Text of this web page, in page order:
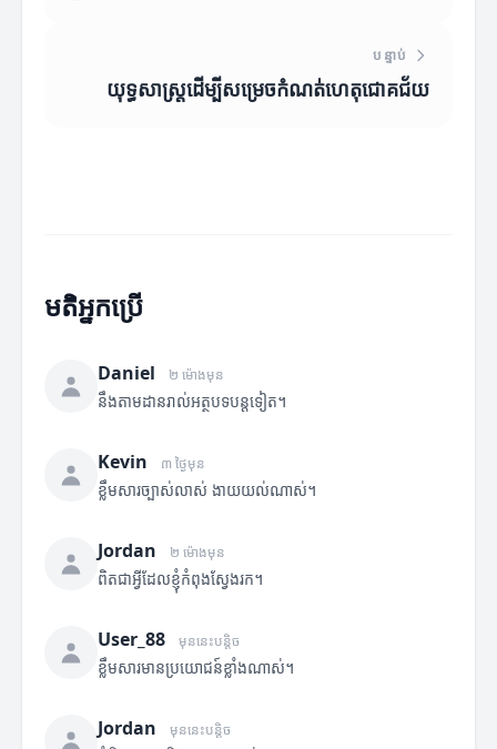
បន្ទាប់
យុទ្ធសាស្ត្រដើម្បីសម្រេចកំណត់ហេតុជោគជ័យ
មតិអ្នកប្រើ
Daniel ២ ម៉ោងមុន
នឹងតាមដានរាល់អត្ថបទបន្តទៀត។
Kevin ៣ ថ្ងៃមុន
ខ្លឹមសារច្បាស់លាស់ ងាយយល់ណាស់។
Jordan ២ ម៉ោងមុន
ពិតជាអ្វីដែលខ្ញុំកំពុងស្វែងរក។
User_88 មុននេះបន្តិច
ខ្លឹមសារមានប្រយោជន៍ខ្លាំងណាស់។
Jordan មុននេះបន្តិច